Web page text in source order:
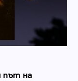
път на